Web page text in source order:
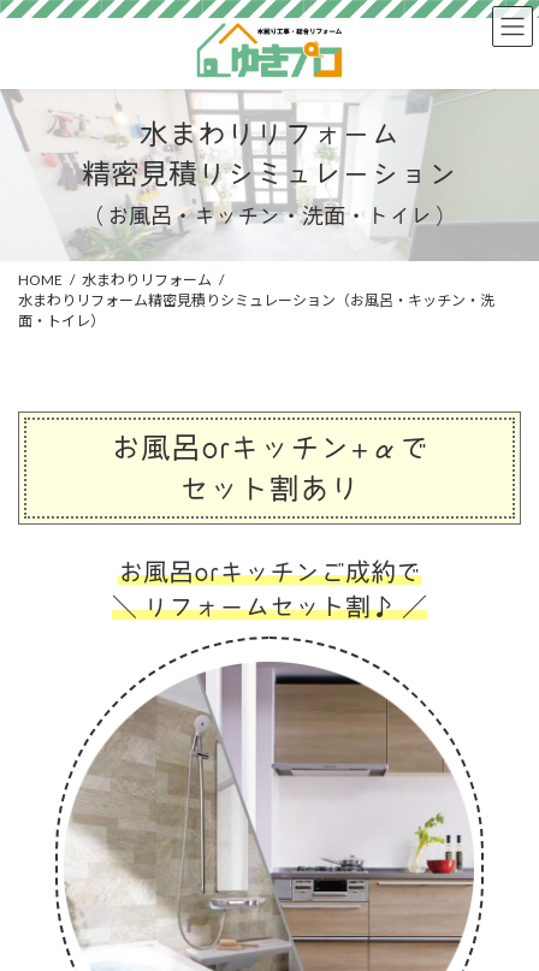
コ
ツ
へ
ナ
シ
ョ
水まわりリフォーム
精密見積りシミュレーション
（お風呂・キッチン・洗面・トイレ）
HOME
水まわりリフォーム
水まわりリフォーム精密見積りシミュレーション（お風呂・キッチン・洗
面・トイレ）
お風呂orキッチン+αで
セット割あり
お風呂orキッチンご成約で
＼ リフォームセット割♪ ／